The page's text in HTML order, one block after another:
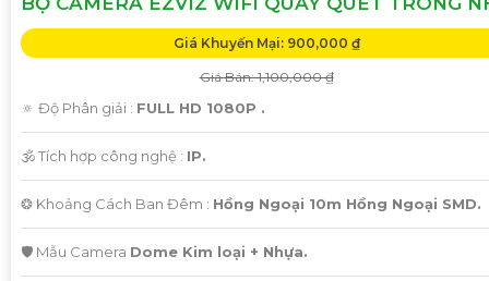
Cảm ơn bạn đã tin tưởng và chọn lựa dịch vụ của chúng tôi!
Hi vọng bạn sẽ tìm thấy mẫu văn bản này phát huy được
nhiều tính năng. Nếu cần thêm sự hỗ trợ, đừng ngần ngại
Giá Khuyến Mại: 900,000 ₫
Giá Bán: 1,100,000 ₫
🔅 Độ Phân giải : FULL HD 1080P .
🕉️ Tích hợp công nghệ : IP.
❂ Khoảng Cách Ban Đêm : Hồng Ngoại 10m Hồng Ngoại SMD.
🛡 Mẫu Camera Dome Kim loại + Nhựa.